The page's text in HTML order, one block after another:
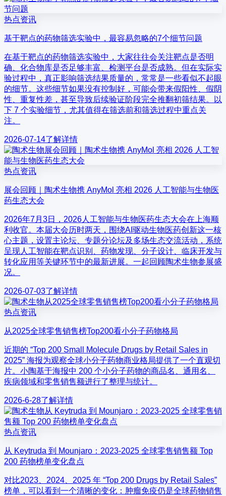
热点资讯
基于靶点的药物筛选实验中，最容易忽略的7个细节问题
在基于靶点的药物筛选实验中，大家往往会关注靶点是否明
确、化合物库是否足够丰富、检测平台是否成熟。但在实际实
验过程中，真正影响筛选结果质量的，常常是一些看似不起眼
的细节。这些细节如果没有控制好，可能会带来假阳性、假阴
性、重复性差，甚至导致后续验证阶段完全推翻初筛结果。以
下 7 个实验细节，尤其值得在筛选前和筛选过程中重点关
注。
2026-07-14了解详情
热点资讯
展会回顾｜陶术生物携 AnyMol 亮相 2026 人工智能与生物医
药生态大会
2026年7月3日，2026人工智能与生物医药生态大会在上海顺
利收官。本届大会历时两天，围绕AI驱动生物医药创新这一核
心主题，设置主论坛、专题分论坛及多场生态交流活动，系统
呈现人工智能在靶点识别、药物发现、分子设计、临床开发与
转化应用等关键环节中的最新进展。一起回顾陶术生物参展盛
况。
2026-07-03了解详情
热点资讯
从2025全球零售销售榜Top200看小分子药物格局
近期的 “Top 200 Small Molecule Drugs by Retail Sales in
2025” 海报为观察全球小分子药物商业格局提供了一个直观切
片。小陶基于海报中 200 个小分子药物的商品名、通用名、
疾病领域和零售销售额进行了整理与统计。
2026-6-28了解详情
热点资讯
从 Keytruda 到 Mounjaro：2023-2025 全球零售销售额 Top
200 药物榜单变化盘点
对比2023、2024、2025 年 “Top 200 Drugs by Retail Sales”
榜单，可以看到一个清晰的变化：肿瘤免疫仍是全球药物销售